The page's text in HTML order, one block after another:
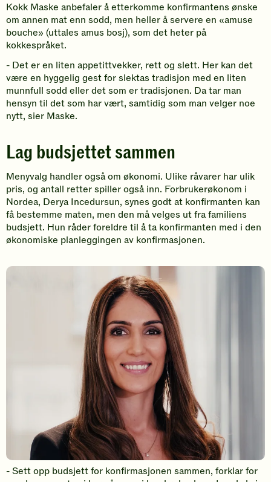
Kokk Maske anbefaler å etterkomme konfirmantens ønske
om annen mat enn sodd, men heller å servere en «amuse
bouche» (uttales amus bosj), som det heter på
kokkespråket.
- Det er en liten appetittvekker, rett og slett. Her kan det
være en hyggelig gest for slektas tradisjon med en liten
munnfull sodd eller det som er tradisjonen. Da tar man
hensyn til det som har vært, samtidig som man velger noe
nytt, sier Maske.
Lag budsjettet sammen
Menyvalg handler også om økonomi. Ulike råvarer har ulik
pris, og antall retter spiller også inn. Forbrukerøkonom i
Nordea, Derya Incedursun, synes godt at konfirmanten kan
få bestemme maten, men den må velges ut fra familiens
budsjett. Hun råder foreldre til å ta konfirmanten med i den
økonomiske planleggingen av konfirmasjonen.
- Sett opp budsjett for konfirmasjonen sammen, forklar for